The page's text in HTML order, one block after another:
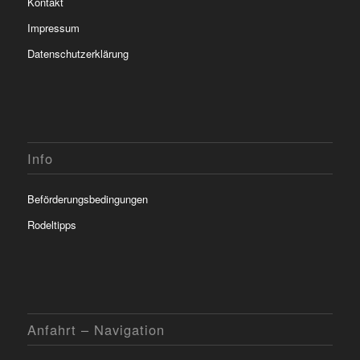
Impressum
Datenschutzerklärung
Info
Beförderungsbedingungen
Rodeltipps
Anfahrt – Navigation